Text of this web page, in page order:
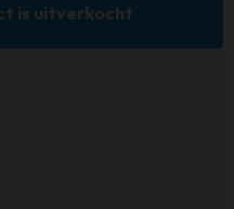
is uitverkocht